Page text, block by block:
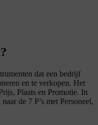
dat een bedrijf
en te verkopen. Het
Plaats en Promotie. In
de 7 P’s met Personeel,